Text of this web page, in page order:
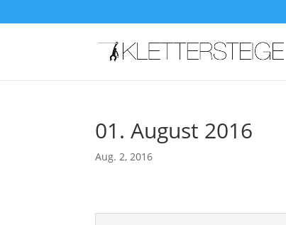
01. August 2016
Aug. 2, 2016